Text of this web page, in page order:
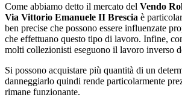
Come abbiamo detto il mercato del Vendo
Via Vittorio Emanuele II Brescia è
ben precise che possono essere influenzate
che effettuano questo tipo di lavoro. Infine,
molti collezionisti eseguono il lavoro inverso
Si possono acquistare più quantità di un
danneggiarlo quindi rende particolarmente
rimane funzionante.